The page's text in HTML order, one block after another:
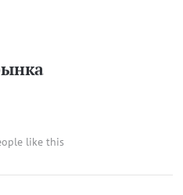
like this